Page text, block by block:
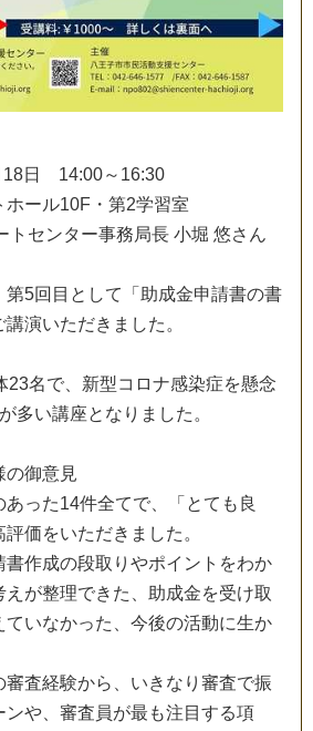
18日 14:00～ 16:30
ホール10F ・ 第2学習室
ト センター事務局長 小堀 悠さ ん
第5回 目 と して 「 助成金申請書の書
講演いただき ま した 。
23名で 新型コ ロナ感染症を懸念
が多い講座と な り ま した 。
の御意見
あった14件全てで 「 と て も 良
評価をいただき ま した 。
書作成の段取 り やポイ ン ト をわか
え が整理でき た 助成金を受け取
ていなかった 今後の活動に生か
審査経験から いき な り 審査で振
ンや 審査 員が最 も注 目 する項